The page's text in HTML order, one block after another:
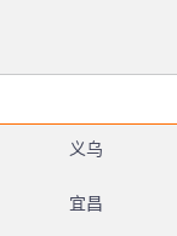
义乌
宜昌